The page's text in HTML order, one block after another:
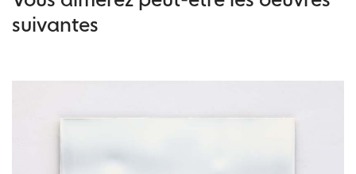
suivantes